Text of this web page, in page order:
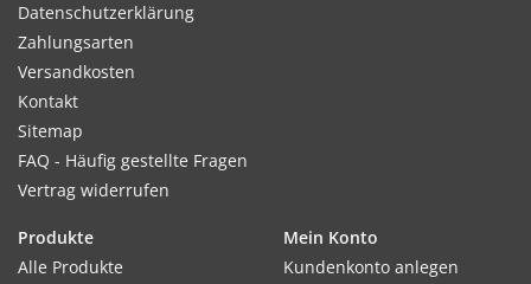
Datenschutzerklärung
Zahlungsarten
Versandkosten
Kontakt
Sitemap
FAQ - Häufig gestellte Fragen
Vertrag widerrufen
Produkte
Alle Produkte
Mein Konto
Kundenkonto anlegen